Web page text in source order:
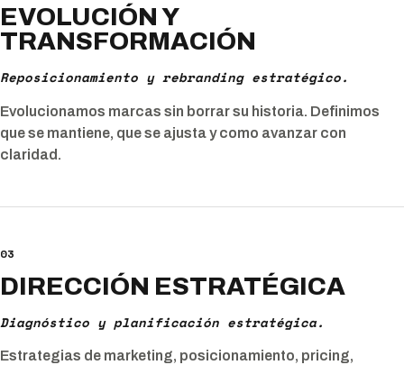
EVOLUCIÓN Y
TRANSFORMACIÓN
Reposicionamiento y rebranding estratégico.
Evolucionamos marcas sin borrar su historia. Definimos
que se mantiene, que se ajusta y como avanzar con
claridad.
03
DIRECCIÓN ESTRATÉGICA
Diagnóstico y planificación estratégica.
Estrategias de marketing, posicionamiento, pricing,